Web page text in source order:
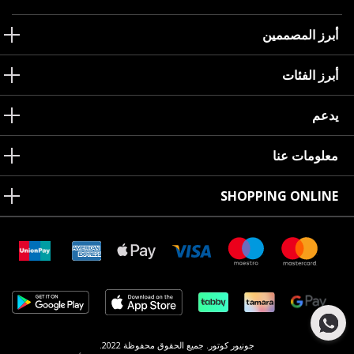
أبرز المصممين
أبرز الفئات
يدعم
معلومات عنا
SHOPPING ONLINE
جونيور كوتور. جميع الحقوق محفوظة 2022.